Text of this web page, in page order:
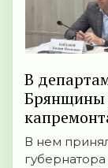
В
Брянщины
В нем